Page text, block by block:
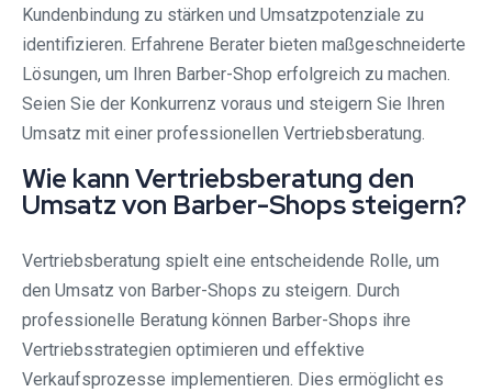
Kundenbindung zu stärken und Umsatzpotenziale zu
identifizieren. Erfahrene Berater bieten maßgeschneiderte
Lösungen, um Ihren Barber-Shop erfolgreich zu machen.
Seien Sie der Konkurrenz voraus und steigern Sie Ihren
Umsatz mit einer professionellen Vertriebsberatung.
Wie kann Vertriebsberatung den
Umsatz von Barber-Shops steigern?
Vertriebsberatung spielt eine entscheidende Rolle, um
den Umsatz von Barber-Shops zu steigern. Durch
professionelle Beratung können Barber-Shops ihre
Vertriebsstrategien optimieren und effektive
Verkaufsprozesse implementieren. Dies ermöglicht es